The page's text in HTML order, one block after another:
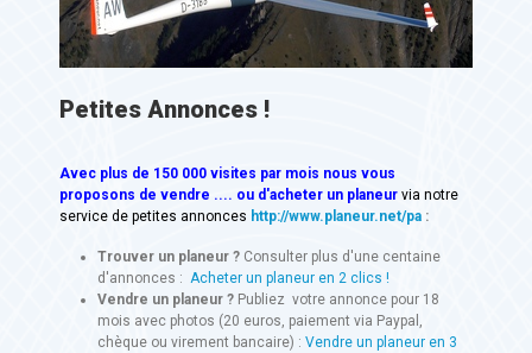
Petites Annonces !
Avec plus de 150 000 visites par mois nous vous
proposons de vendre .... ou d'acheter un planeur via notre
service de petites annonces http://www.planeur.net/pa :
Trouver un planeur ? Consulter plus d'une centaine
d'annonces : Acheter un planeur en 2 clics !
Vendre un planeur ? Publiez votre annonce pour 18
mois avec photos (20 euros, paiement via Paypal,
chèque ou virement bancaire) : Vendre un planeur en 3